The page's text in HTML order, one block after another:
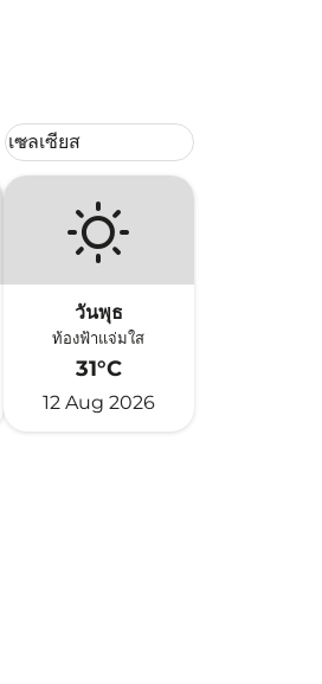
Weather unit option เซลเซียส
เซลเซียส
keyboard_arrow_down
วันพุธ
ท้องฟ้าแจ่มใส
31°C
12 Aug 2026